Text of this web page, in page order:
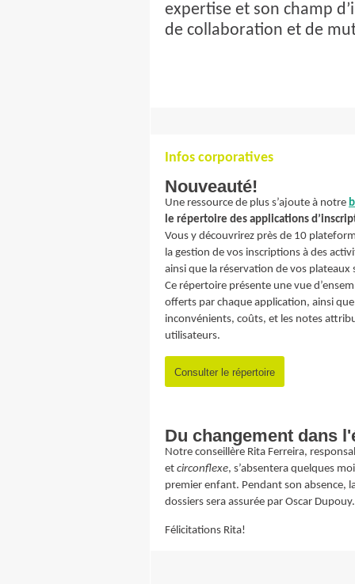
expertise et son champ
de collaboration et de
Infos corporatives
Nouveauté!
Une ressource de plus s’ajoute à notre
le répertoire des applications
Vous y découvrirez près de 10
la gestion de vos inscriptions à des
ainsi que la réservation de vos
Ce répertoire présente une vue
offerts par chaque application, ainsi
inconvénients, coûts, et les notes
utilisateurs.
Consulter le répertoire
Du changement dans
Notre conseillère Rita Ferreira,
et circonflexe, s’absentera quelques
premier enfant. Pendant son absence,
dossiers sera assurée par Oscar Dupouy.
Félicitations Rita!